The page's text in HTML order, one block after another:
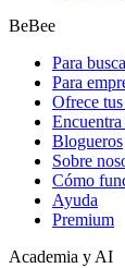
BeBee
Para
Para
Ofrece
Blogueros
Sobre
Cómo
Ayuda
Premium
Academia y AI